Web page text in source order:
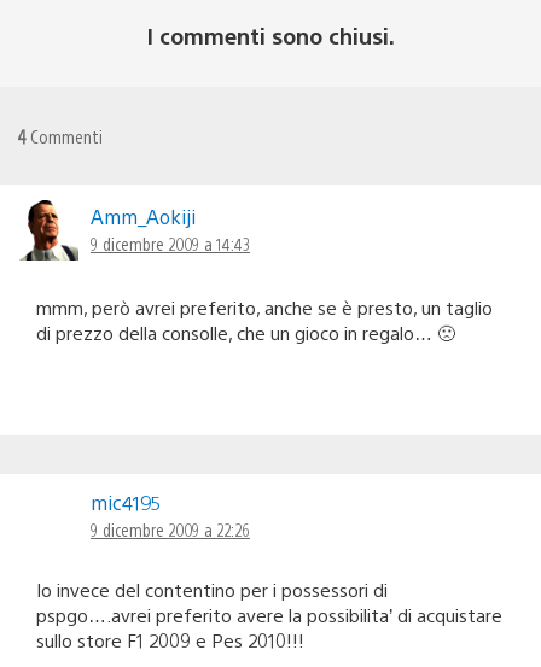
I commenti sono chiusi.
4 Commenti
Amm_Aokiji
9 dicembre 2009 a 14:43
mmm, però avrei preferito, anche se è presto, un taglio
di prezzo della consolle, che un gioco in regalo… 🙁
mic4195
9 dicembre 2009 a 22:26
Io invece del contentino per i possessori di
pspgo….avrei preferito avere la possibilita’ di acquistare
sullo store F1 2009 e Pes 2010!!!